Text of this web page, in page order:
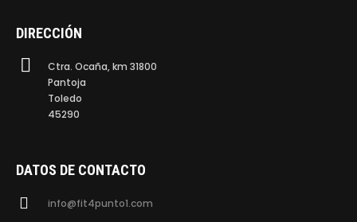
DIRECCIÓN
Ctra. Ocaña, km 31800
Pantoja
Toledo
45290
DATOS DE CONTACTO
info@fit4punto1.com